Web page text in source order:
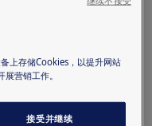
上存储Cookies，以提升网站
营销工作。
接受并继续